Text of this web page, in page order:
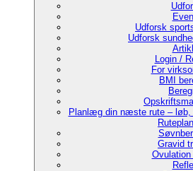
Udforsk
Udforsk
Login /
For
BMI
Planlæg din næste rute – løb,